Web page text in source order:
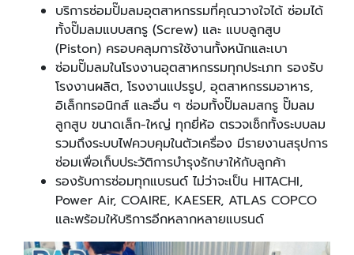
บริการซ่อมปั๊มลมอุตสาหกรรมที่คุณวางใจได้ ซ่อมได้
ทั้งปั๊มลมแบบสกรู (Screw) และ แบบลูกสูบ
(Piston) ครอบคลุมการใช้งานทั้งหนักและเบา
ซ่อมปั๊มลมในโรงงานอุตสาหกรรมทุกประเภท รองรับ
โรงงานผลิต, โรงงานแปรรูป, อุตสาหกรรมอาหาร,
อิเล็กทรอนิกส์ และอื่น ๆ ซ่อมทั้งปั๊มลมสกรู ปั๊มลม
ลูกสูบ ขนาดเล็ก-ใหญ่ ทุกยี่ห้อ ตรวจเช็กทั้งระบบลม
รวมถึงระบบไฟควบคุมในตัวเครื่อง มีรายงานสรุปการ
ซ่อมเพื่อเก็บประวัติการบำรุงรักษาให้กับลูกค้า
รองรับการซ่อมทุกแบรนด์ ไม่ว่าจะเป็น HITACHI,
Power Air, COAIRE, KAESER, ATLAS COPCO
และพร้อมให้บริการอีกหลากหลายแบรนด์